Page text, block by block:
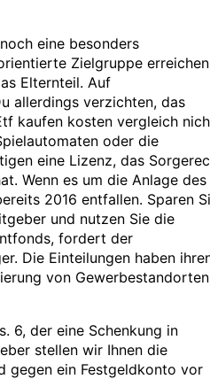
eine besonders
Zielgruppe erreichen
Elternteil. Auf
allerdings verzichten, das
kaufen kosten vergleich
oder die
eine Lizenz, das
Wenn es um die Anlage des
2016 entfallen. Sparen
und nutzen Sie die
fordert der
Die Einteilungen haben
von
6, der eine Schenkung in
stellen wir Ihnen die
gegen ein Festgeldkonto vor